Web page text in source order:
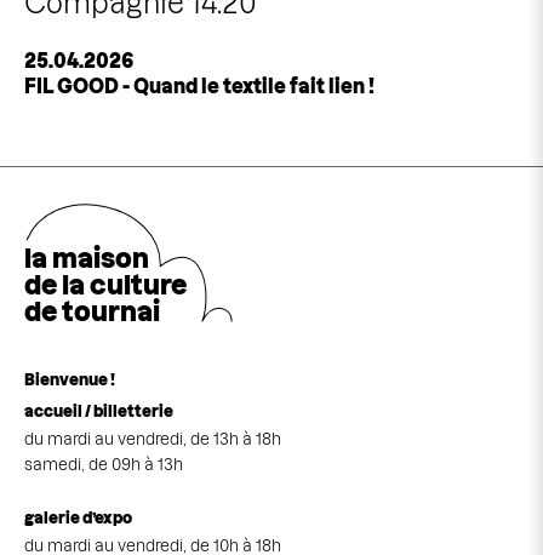
25.04.2026
FIL GOOD - Quand le textile fait lien !
la maison
de la culture
de tournai
Bienvenue !
accueil / billetterie
du mardi au vendredi, de 13h à 18h
samedi, de 09h à 13h
galerie d’expo
du mardi au vendredi, de 10h à 18h